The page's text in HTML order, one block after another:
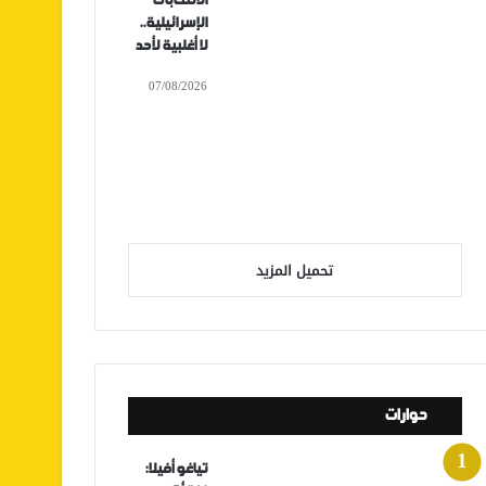
الإسرائيلية..
لا أغلبية لأحد
07/08/2026
تحميل المزيد
حوارات
تياغو أفيلا: